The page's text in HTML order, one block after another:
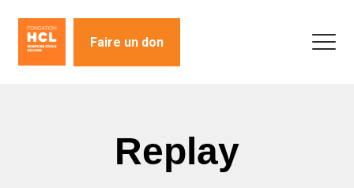
Faire un don
Replay